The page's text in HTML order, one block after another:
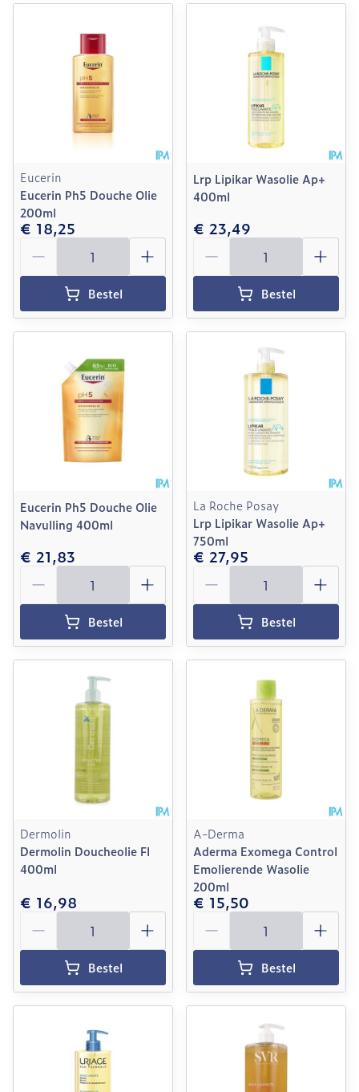
Eucerin
Eucerin Ph5 Douche Olie
200ml
€ 18,25
Aantal
Bestel
Lrp Lipikar Wasolie Ap+
400ml
€ 23,49
Aantal
Bestel
Eucerin Ph5 Douche Olie
Navulling 400ml
€ 21,83
Aantal
Bestel
La Roche Posay
Lrp Lipikar Wasolie Ap+
750ml
€ 27,95
Aantal
Bestel
Dermolin
Dermolin Doucheolie Fl
400ml
€ 16,98
Aantal
Bestel
A-Derma
Aderma Exomega Control
Emolierende Wasolie
200ml
€ 15,50
Aantal
Bestel